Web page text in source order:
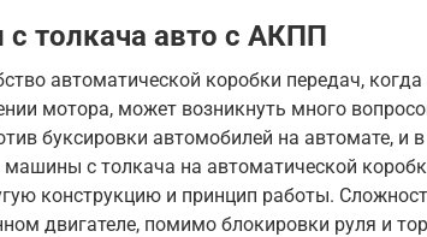
с толкача авто с АКПП
автоматической коробки передач, когда
мотора, может возникнуть много
буксировки автомобилей на автомате, и
с толкача на автоматической
конструкцию и принцип работы.
двигателе, помимо блокировки руля и